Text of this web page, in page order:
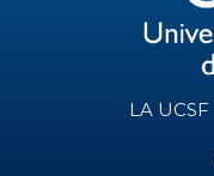
LA UCSF